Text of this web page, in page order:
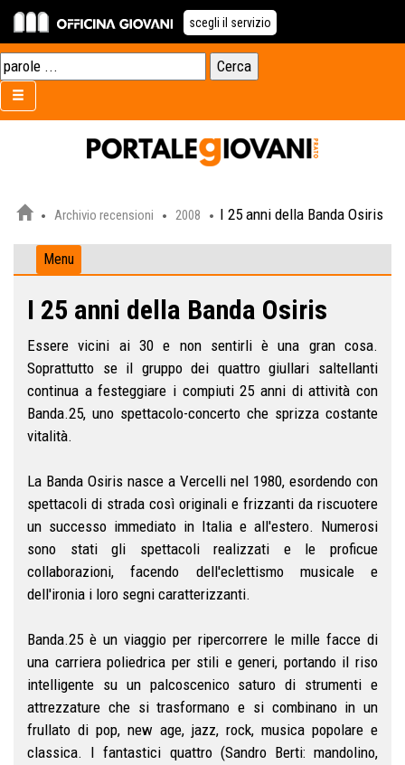
scegli il servizio
Archivio recensioni 2008 I 25 anni della Banda Osiris
Menu
I 25 anni della Banda Osiris
Essere vicini ai 30 e non sentirli è una gran cosa.
Soprattutto se il gruppo dei quattro giullari saltellanti
continua a festeggiare i compiuti 25 anni di attività con
Banda.25, uno spettacolo-concerto che sprizza costante
vitalità.
La Banda Osiris nasce a Vercelli nel 1980, esordendo con
spettacoli di strada così originali e frizzanti da riscuotere
un successo immediato in Italia e all'estero. Numerosi
sono stati gli spettacoli realizzati e le proficue
collaborazioni, facendo dell'eclettismo musicale e
dell'ironia i loro segni caratterizzanti.
Banda.25 è un viaggio per ripercorrere le mille facce di
una carriera poliedrica per stili e generi, portando il riso
intelligente su un palcoscenico saturo di strumenti e
attrezzature che si trasformano e si combinano in un
frullato di pop, new age, jazz, rock, musica popolare e
classica. I fantastici quattro (Sandro Berti: mandolino,